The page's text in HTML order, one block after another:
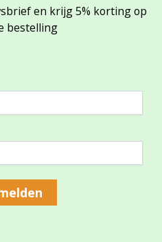
en krijg 5% korting op
bestelling